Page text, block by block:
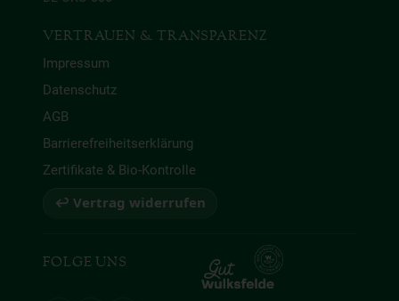
VERTRAUEN & TRANSPARENZ
Impressum
Datenschutz
AGB
Barrierefreiheitserklärung
Zertifikate & Bio-Kontrolle
↩ Vertrag widerrufen
FOLGE UNS